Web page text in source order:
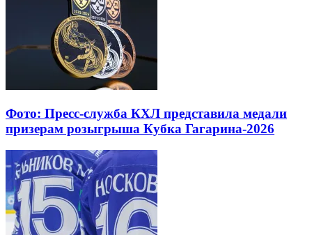
Фото: Пресс-служба КХЛ представила медали
призерам розыгрыша Кубка Гагарина-2026